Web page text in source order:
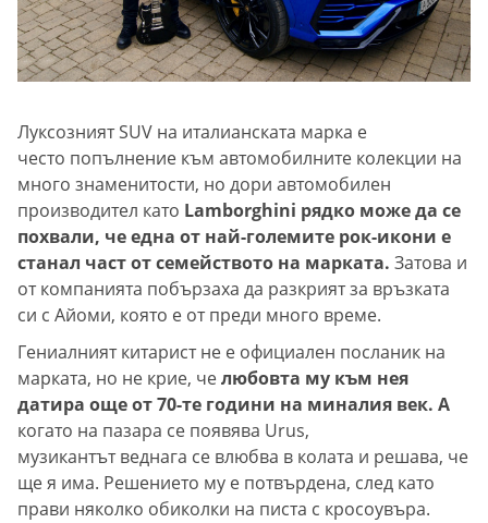
Луксозният SUV на италианската марка е
често попълнeние към автомобилните колекции на
много знаменитости, но дори автомобилен
производител като Lamborghini рядко може да се
похвали, че една от най-големите рок-икони е
станал част от семейството на марката. Затова и
от компанията побързаха да разкрият за връзката
си с Айоми, която е от преди много време.
Гениалният китарист не е официален посланик на
марката, но не крие, челюбовта му към нея
датира още от 70-те години на миналия век. А
когато на пазара се появява Urus,
музикантът веднага се влюбва в колата и решава, че
ще я има. Решението му е потвърдена, след като
прави няколко обиколки на писта с кросоувъра.